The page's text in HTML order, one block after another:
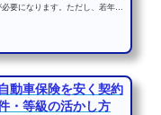
要になります。ただし、若年層
動車保険を安く契約
・等級の活かし方